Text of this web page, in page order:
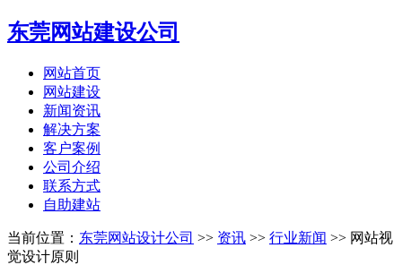
东莞网站建设公司
网站首页
网站建设
新闻资讯
解决方案
客户案例
公司介绍
联系方式
自助建站
当前位置： 东莞网站设计公司 >> 资讯 >> 行业新闻 >> 网站视
觉设计原则